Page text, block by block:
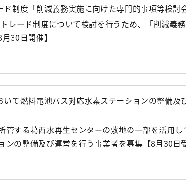
制度「削減義務実施に向けた専門的事項等検討
レード制度について検討を行うため、「削減義
30日開催】
て燃料電池バス対応水素ステーションの整備及
管する葛西水再生センターの敷地の一部を活用し
の整備及び運営を行う事業者を募集【8月30日